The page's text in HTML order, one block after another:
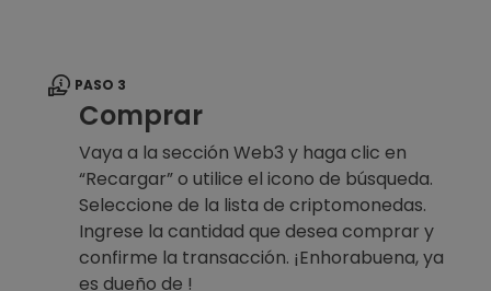
PASO 3
Comprar
Vaya a la sección Web3 y haga clic en
“Recargar” o utilice el icono de búsqueda.
Seleccione de la lista de criptomonedas.
Ingrese la cantidad que desea comprar y
confirme la transacción. ¡Enhorabuena, ya
es dueño de !